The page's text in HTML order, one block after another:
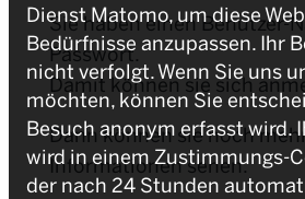
Dienst Matomo, um diese
Bedürfnisse anzupassen. Ihr
nicht verfolgt. Wenn Sie uns
möchten, können Sie
Besuch anonym erfasst wird.
wird in einem Zustimmungs-
der nach 24 Stunden
Sie haben einen Benutzer-
Passwort.
Damit können sie sich
Dann können sie noch
Informationen sehen.